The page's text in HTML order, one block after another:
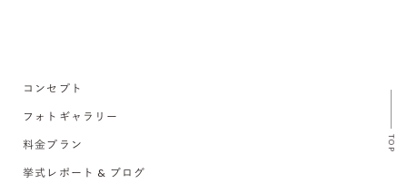
TOP
コンセプト
フォトギャラリー
料金プラン
挙式レポート & ブログ